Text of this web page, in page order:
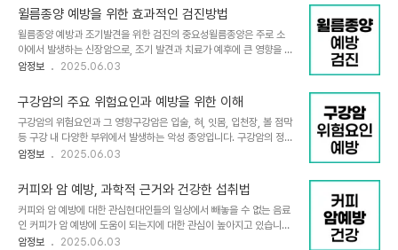
이 DNA 손상을 증가시키고 면역체계를 약화시켜..
치료 효과를 높이고 국민 건강을 증진하기 위해 정부가 지원하는 중요
한 제도입니다. 하지만 검사 과정에서 추가적인 검사나 시술이 필요한
경우 비용 부담에 대한 이해가 필요합니다. 본문에서는 국가암검진 중
조직검사와 수면내시경 관련 비용 부담 여부를 상세히 설명드리겠습
니다.국가암검진에서 조직검사 비용 부담 여부국가암검진은 위암, 대
을 제공합니다. 이 중 위암과 대장암 검진에서 내시경 검사..
윌름종양 예방을 위한 효과적인 검진방법
윌름종양 예방과 조기발견을 위한 검진의 중요성윌름종양은 주로 소
아에서 발생하는 신장암으로, 조기 발견과 치료가 예후에 큰 영향을 미
칩니다. 특히 선천성 기형이나 유전적 이상을 가진 아이들은 윌름종양
단순히 종양을 조기에 발견하는 차원을 넘어, 치료 성공률을 높이고 합
병증을 줄이는 데 중요한 역할을 합니다.윌름종양과 관련된 위험요인
윌름종양은 대부분 산발적으로 발생하지만, 특정 선천성 기형과 유전
적 이상이 동반될 경우 위험도가 증가합니다. 대표적인 선천성 기형으
로는 무홍채증, 요도하열, 잠복고환, 베크위트-위드만 증후군 등이 있
염색체 이상과 관련이 있어 윌름종양 발생 가능..
암정보 2025.06.03
구강암의 주요 위험요인과 예방을 위한 이해
구강암의 위험요인과 그 영향구강암은 입술, 혀, 잇몸, 입천장, 볼 점막
등 구강 내 다양한 부위에서 발생하는 악성 종양입니다. 구강암의 정확
한 원인은 아직 명확히 밝혀지지 않았으나, 여러 연구와 임상 경험을
위험요인들을 상세히 분석하고, 각 요인이 구강암 발생에 미치는 영향
과 예방을 위한 실질적인 조언을 함께 제공합니다.흡연: 구강암 발생의
가장 강력한 위험요인흡연은 구강암의 가장 흔하고 강력한 위험요인
입니다. 담배를 피우는 사람은 전혀 흡연하지 않는 사람에 비해 구강암
에 걸릴 위험이 5~10배 이상 높아집니다. 궐련, 파이프, 시가뿐 아니
암정보 2025.06.03
커피와 암 예방, 과학적 근거와 건강한 섭취법
커피와 암 예방에 대한 관심현대인들의 일상에서 빼놓을 수 없는 음료
인 커피가 암 예방에 도움이 되는지에 대한 관심이 높아지고 있습니다.
다양한 연구 결과에 따르면 커피에는 카페인뿐만 아니라 폴리페놀, 클
암정보 2025.06.03